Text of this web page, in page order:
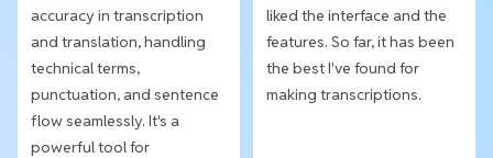
accuracy in transcription
and translation, handling
technical terms,
punctuation, and sentence
flow seamlessly. It's a
powerful tool for
liked the interface and the
features. So far, it has been
the best I've found for
making transcriptions.